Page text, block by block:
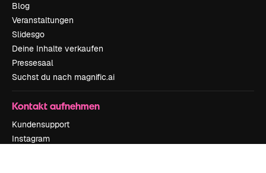
Blog
Veranstaltungen
Slidesgo
Deine Inhalte verkaufen
Pressesaal
Suchst du nach magnific.ai
Kontakt aufnehmen
Kundensupport
Instagram